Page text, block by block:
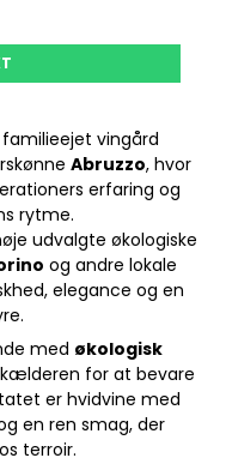
vingård
Abruzzo, hvor
erfaring og
rytme.
udvalgte økologiske
og andre lokale
elegance og en
med økologisk
for at bevare
er hvidvine med
en ren smag, der
terroir.